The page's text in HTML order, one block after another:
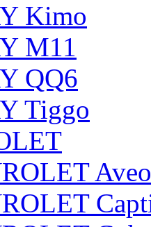
Kimo
M11
QQ6
Tiggo
Aveo